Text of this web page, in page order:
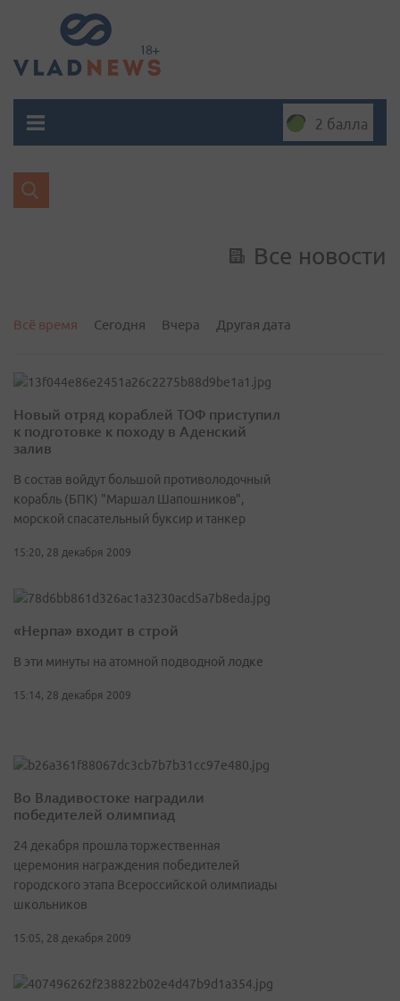
2 балла
Все новости
Всё время Сегодня Вчера Другая дата
Новый отряд кораблей ТОФ приступил
к подготовке к походу в Аденский
залив
В состав войдут большой противолодочный
корабль (БПК) "Маршал Шапошников",
морской спасательный буксир и танкер
15:20, 28 декабря 2009
«Нерпа» входит в строй
В эти минуты на атомной подводной лодке
15:14, 28 декабря 2009
Во Владивостоке наградили
победителей олимпиад
24 декабря прошла торжественная
церемония награждения победителей
городского этапа Всероссийской олимпиады
школьников
15:05, 28 декабря 2009